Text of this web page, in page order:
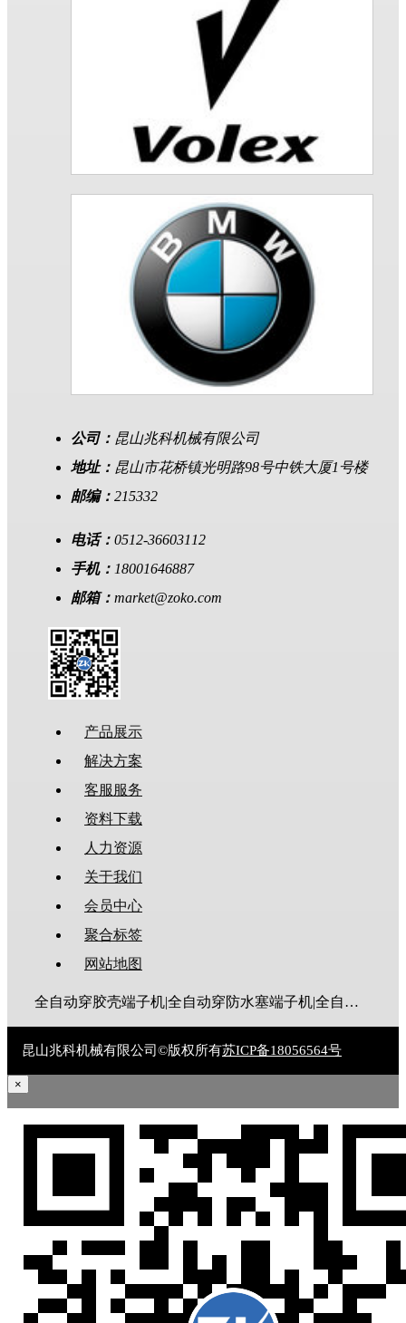
公司： 昆山兆科机械有限公司
地址： 昆山市花桥镇光明路98号中铁大厦1号楼
邮编： 215332
电话： 0512-36603112
手机： 18001646887
邮箱： market@zoko.com
产品展示
解决方案
客服服务
资料下载
人力资源
关于我们
会员中心
聚合标签
网站地图
全自动穿胶壳端子机|全自动穿防水塞端子机|全自动穿热缩管端子机|全自动穿护套端子机|全自动穿号码管端子机|全自动端子机|全自动穿防水栓端子机|端子压着机|端子压接机|静音端子机|多芯线端子机|护套线端子机|全自动排线端子机|新能源大平方压接机|电脑剥线机|自动剥线机|裁线机|剥线机
昆山兆科机械有限公司©版权所有苏ICP备18056564号
×